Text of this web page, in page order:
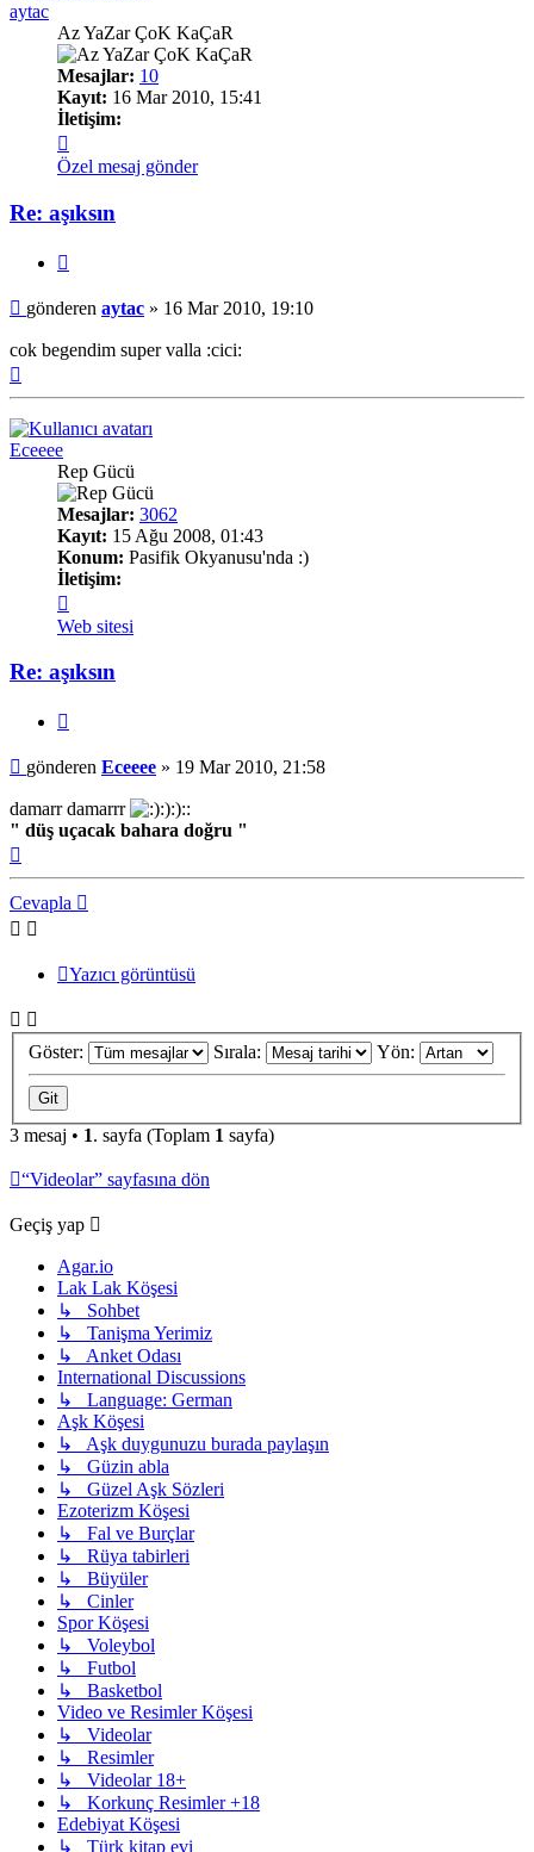
aytac
Az YaZar ÇoK KaÇaR
Mesajlar: 10
Kayıt: 16 Mar 2010, 15:41
İletişim:
aytac
Özel mesaj gönder
Re: aşıksın
Mesaj
gönderen aytac » 16 Mar 2010, 19:10
cok begendim super valla :cici:
Eceeee
Rep Gücü
Mesajlar: 3062
Kayıt: 15 Ağu 2008, 01:43
Konum: Pasifik Okyanusu'nda :)
İletişim:
Eceeee
Web sitesi
Re: aşıksın
Mesaj
gönderen Eceeee » 19 Mar 2010, 21:58
damarr damarrr
:):)::
" düş uçacak bahara doğru "
Cevapla
Yazıcı görüntüsü
Göster: Sırala: Yön:
3 mesaj • 1. sayfa (Toplam 1 sayfa)
“Videolar” sayfasına dön
Geçiş yap
Agar.io
Lak Lak Köşesi
↳ Sohbet
↳ Tanişma Yerimiz
↳ Anket Odası
International Discussions
↳ Language: German
Aşk Köşesi
↳ Aşk duygunuzu burada paylaşın
↳ Güzin abla
↳ Güzel Aşk Sözleri
Ezoterizm Köşesi
↳ Fal ve Burçlar
↳ Rüya tabirleri
↳ Büyüler
↳ Cinler
Spor Köşesi
↳ Voleybol
↳ Futbol
↳ Basketbol
Video ve Resimler Köşesi
↳ Videolar
↳ Resimler
↳ Videolar 18+
↳ Korkunç Resimler +18
Edebiyat Köşesi
↳ Türk kitap evi